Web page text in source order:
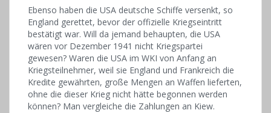
Ebenso haben die USA deutsche Schiffe versenkt, so
England gerettet, bevor der offizielle Kriegseintritt
bestätigt war. Will da jemand behaupten, die USA
wären vor Dezember 1941 nicht Kriegspartei
gewesen? Waren die USA im WKI von Anfang an
Kriegsteilnehmer, weil sie England und Frankreich die
Kredite gewährten, große Mengen an Waffen lieferten,
ohne die dieser Krieg nicht hätte begonnen werden
können? Man vergleiche die Zahlungen an Kiew.